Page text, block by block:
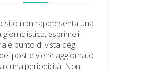
sito non rappresenta una
giornalistica, esprime il
punto di vista degli
post e viene aggiornato
periodicità. Non